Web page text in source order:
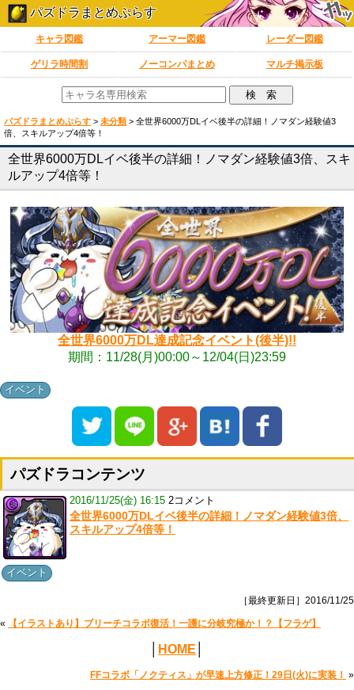
パズドラまとめぷらす
キャラ図鑑 アーマー図鑑 レーダー図鑑
ゲリラ時間割 ノーコンパまとめ マルチ掲示板
パズドラまとめぷらす > 未分類 > 全世界6000万DLイベ後半の詳細！ノマダン経験値3
倍、スキルアップ4倍等！
全世界6000万DLイベ後半の詳細！ノマダン経験値3倍、スキ
ルアップ4倍等！
全世界6000万DL達成記念イベント(後半)!!
期間：11/28(月)00:00～12/04(日)23:59
イベント
パズドラコンテンツ
2016/11/25(金) 16:15 2コメント
全世界6000万DLイベ後半の詳細！ノマダン経験値3倍、
スキルアップ4倍等！
イベント
［最終更新日］2016/11/25
« 【イラストあり】ブリーチコラボ復活！一護に分岐究極か！？【フラゲ】
HOME
FFコラボ「ノクティス」が早速上方修正！29日(火)に実装！ »